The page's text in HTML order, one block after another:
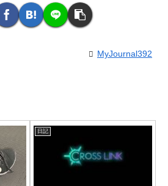
MyJournal392
日記